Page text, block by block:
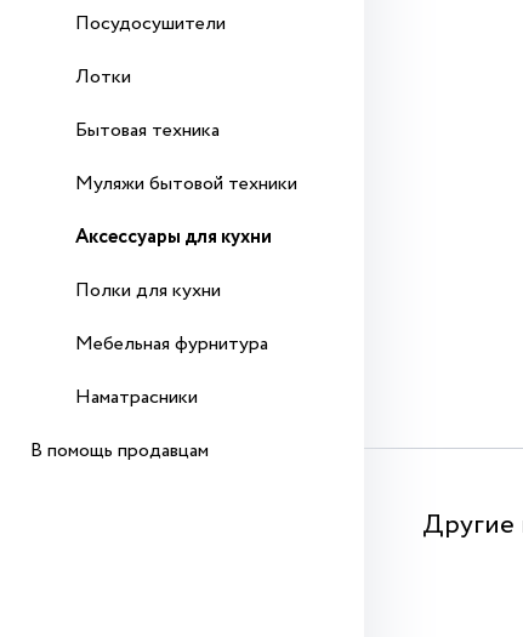
Посудосушители
Лотки
Бытовая техника
Муляжи бытовой техники
Аксессуары для кухни
Полки для кухни
Мебельная фурнитура
Наматрасники
В помощь продавцам
Другие